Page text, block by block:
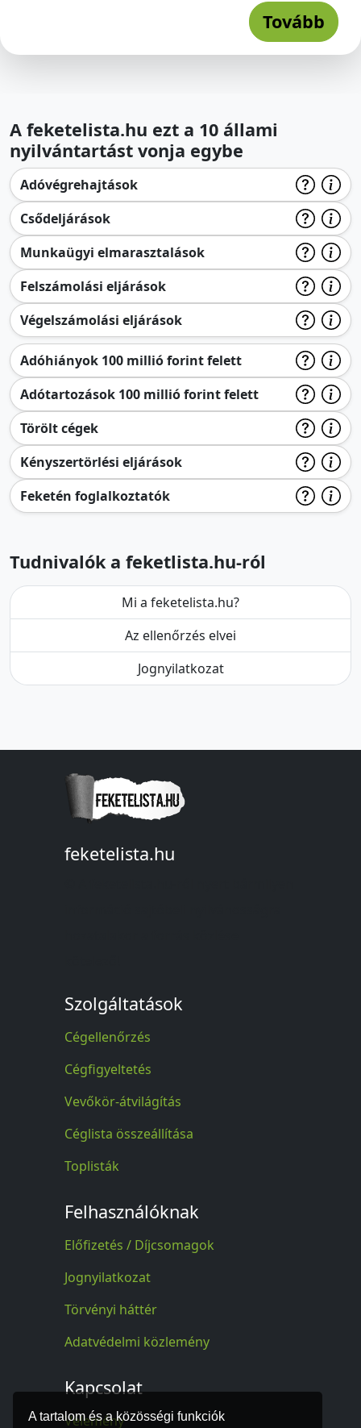
A tartalom és a közösségi funkciók
Tovább
A feketelista.hu ezt a 10 állami
nyilvántartást vonja egybe
Adóvégrehajtások
Csődeljárások
Munkaügyi elmarasztalások
Felszámolási eljárások
Végelszámolási eljárások
Adóhiányok 100 millió forint felett
Adótartozások 100 millió forint felett
Törölt cégek
Kényszertörlési eljárások
Feketén foglalkoztatók
Tudnivalók a feketlista.hu-ról
Mi a feketelista.hu?
Az ellenőrzés elvei
Jognyilatkozat
feketelista.hu
Szolgáltatások
Cégellenőrzés
Cégfigyeltetés
Vevőkör-átvilágítás
Céglista összeállítása
Toplisták
Felhasználóknak
Előfizetés / Díjcsomagok
Jognyilatkozat
Törvényi háttér
Adatvédelmi közlemény
Kapcsolat
Vélemény